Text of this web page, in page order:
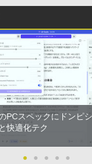
ン】 【3年保証】HP
6 DM SSD256GB メ
Windows 11 Pro 中
品 送料無料 中古デス
中古パソコン デス
クトップ PC ミニPC
￥39,600
未使用品 パソコン
ate MKE32/A-6
1 [21.5インチ ブラッ
液晶ディスプレイ】
￥10,120
【楽天1位常連・超
ニター 21.5 / 23.8 /
00Hz /180Hz/165Hz/
ニター 非光沢 スピ
sync/VESA cocopar
書籍】[ 戸野タエ ]
【予約商品】宇宙兄
ト（1-46巻セット・
「透明カバー付」
￥38,980
【2026年アップグレー
レスイヤホン
軽量 ブルートゥースHi-
るーとゅーす コードレ
セリング 自動ペアリン
付き 防水 タッチ式音
学/WEB会議(ホワイト)
￥1,964
Xiaomi シャオミ
レスイヤホン
On My Road (Stadium
￥250
BUGS LIFE
￥250
by Amazon 天然水ラベ
￥1,117
コカ・コーラ やかんの
ベルレス 650mlPET×24
HUNTER×HUNTER モ
コミックスDIGITAL)
￥572
スーパーの裏でヤニ吸
版ビッグガンガンコミッ
￥810
PCスペックにドンピ
快適化テク
● ● ● ● ●